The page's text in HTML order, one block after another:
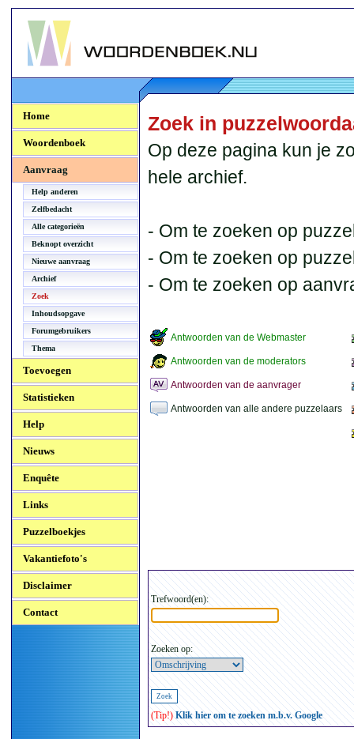
Woordenboek.NU
Home
Woordenboek
Aanvraag
Help anderen
Zelfbedacht
Alle categorieën
Beknopt overzicht
Nieuwe aanvraag
Archief
Zoek
Inhoudsopgave
Forumgebruikers
Thema
Toevoegen
Statistieken
Help
Nieuws
Enquête
Links
Puzzelboekjes
Vakantiefoto's
Disclaimer
Contact
Zoek in
Op deze pagina kun je
hele archief.
- Om te zoeken op
- Om te zoeken op
- Om te zoeken op
Antwoorden van de Webmaster
Antwoorden van de moderators
Antwoorden van de aanvrager
Antwoorden van alle andere puzzelaars
Trefwoord(en):
Zoeken op:
(Tip!) Klik hier om te zoeken m.b.v. Google